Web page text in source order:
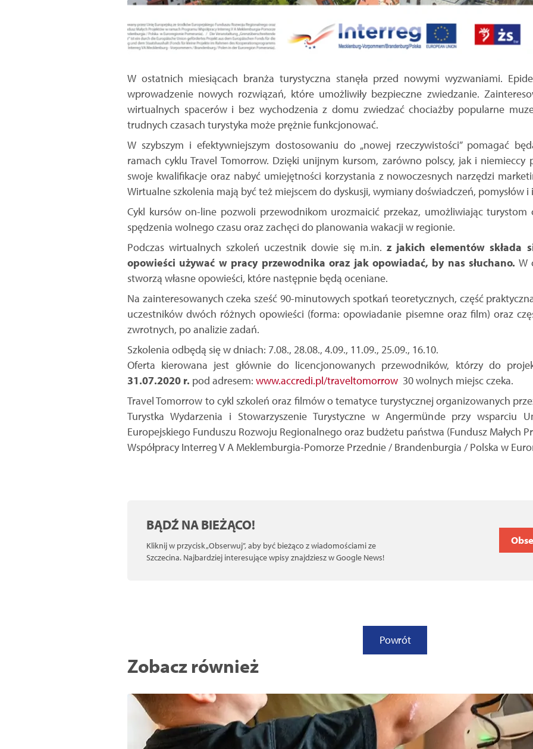
W ostatnich miesiącach branża turystyczna stanęła przed nowymi wyzwaniami.
wprowadzenie nowych rozwiązań, które umożliwiły bezpieczne zwiedzanie.
wirtualnych spacerów i bez wychodzenia z domu zwiedzać chociażby popularne
trudnych czasach turystyka może prężnie funkcjonować.
W szybszym i efektywniejszym dostosowaniu do „nowej rzeczywistości” pomagać
ramach cyklu Travel Tomorrow. Dzięki unijnym kursom, zarówno polscy, jak i niemieccy
swoje kwalifikacje oraz nabyć umiejętności korzystania z nowoczesnych narzędzi
Wirtualne szkolenia mają być też miejscem do dyskusji, wymiany doświadczeń, pomysłów i
Cykl kursów on-line pozwoli przewodnikom urozmaicić przekaz, umożliwiając turystom
spędzenia wolnego czasu oraz zachęci do planowania wakacji w regionie.
Podczas wirtualnych szkoleń uczestnik dowie się m.in. z jakich elementów składa
opowieści używać w pracy przewodnika oraz jak opowiadać, by nas słuchano. W
stworzą własne opowieści, które następnie będą oceniane.
Na zainteresowanych czeka sześć 90-minutowych spotkań teoretycznych, część
uczestników dwóch różnych opowieści (forma: opowiadanie pisemne oraz film) oraz
zwrotnych, po analizie zadań.
Szkolenia odbędą się w dniach: 7.08., 28.08., 4.09., 11.09., 25.09., 16.10.
Oferta kierowana jest głównie do licencjonowanych przewodników, którzy do
31.07.2020 r. pod adresem: www.accredi.pl/traveltomorrow 30 wolnych miejsc czeka.
Travel Tomorrow to cykl szkoleń oraz filmów o tematyce turystycznej organizowanych
Turystka Wydarzenia i Stowarzyszenie Turystyczne w Angermünde przy wsparciu
Europejskiego Funduszu Rozwoju Regionalnego oraz budżetu państwa (Fundusz Małych
Współpracy Interreg V A Meklemburgia-Pomorze Przednie / Brandenburgia / Polska w
BĄDŹ NA BIEŻĄCO!
Kliknij w przycisk „Obserwuj”, aby być bieżąco z wiadomościami ze
Szczecina. Najbardziej interesujące wpisy znajdziesz w Google News!
Powrót
Zobacz również